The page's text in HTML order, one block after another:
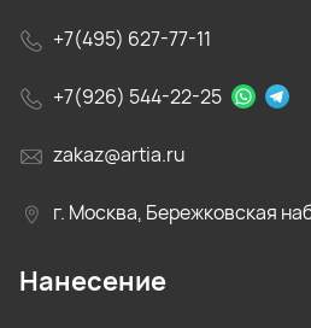
+7(495) 627-77-11
+7(926) 544-22-25
zakaz@artia.ru
г. Москва, Бережковская
Нанесение